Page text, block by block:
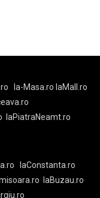
la-Masa.ro laMall.ro
laPiatraNeamt.ro
laConstanta.ro
laBuzau.ro